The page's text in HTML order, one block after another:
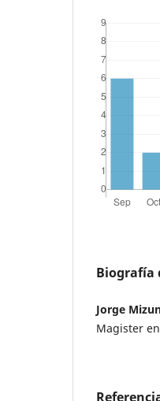
Biografía
Jorge
Magister